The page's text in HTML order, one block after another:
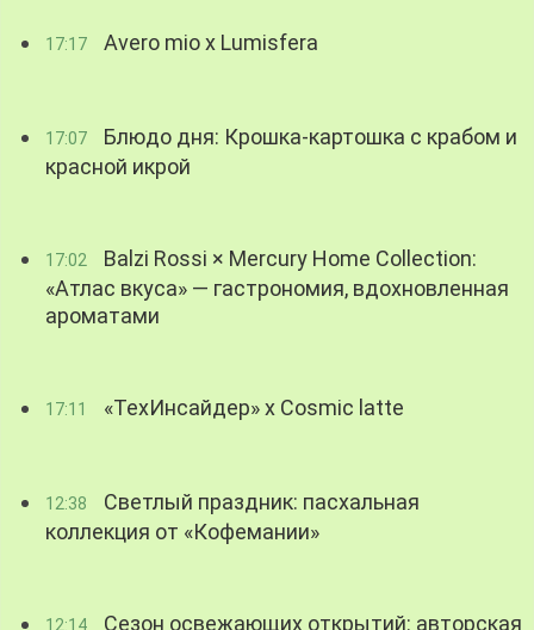
17:17 Avero mio x Lumisfera
17:07
Блюдо дня: Крошка-картошка с крабом и
красной икрой
17:02
Balzi Rossi × Mercury Home Collection:
«Атлас вкуса» — гастрономия, вдохновленная
ароматами
17:11 «ТехИнсайдер» х Cosmic latte
12:38
Светлый праздник: пасхальная
коллекция от «Кофемании»
12:14
Сезон освежающих открытий: авторская